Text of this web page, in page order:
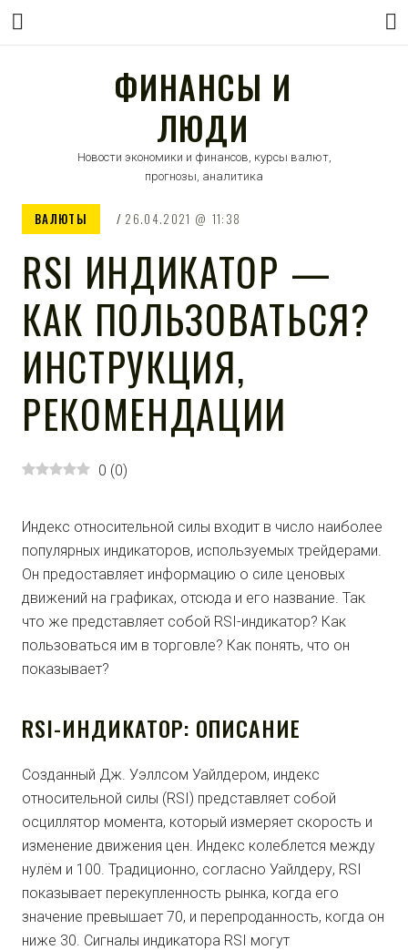
ФИНАНСЫ И
ЛЮДИ
Новости экономики и финансов, курсы валют,
прогнозы, аналитика
ВАЛЮТЫ 26.04.2021 11:38
RSI ИНДИКАТОР —
КАК ПОЛЬЗОВАТЬСЯ?
ИНСТРУКЦИЯ,
РЕКОМЕНДАЦИИ
0 (0)
Индекс относительной силы входит в число наиболее
популярных индикаторов, используемых трейдерами.
Он предоставляет информацию о силе ценовых
движений на графиках, отсюда и его название. Так
что же представляет собой RSI-индикатор? Как
пользоваться им в торговле? Как понять, что он
показывает?
RSI-ИНДИКАТОР: ОПИСАНИЕ
Созданный Дж. Уэллсом Уайлдером, индекс
относительной силы (RSI) представляет собой
осциллятор момента, который измеряет скорость и
изменение движения цен. Индекс колеблется между
нулём и 100. Традиционно, согласно Уайлдеру, RSI
показывает перекупленность рынка, когда его
значение превышает 70, и перепроданность, когда он
ниже 30. Сигналы индикатора RSI могут